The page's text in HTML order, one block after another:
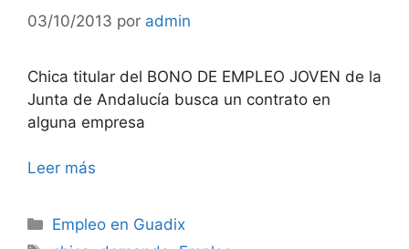
03/10/2013 por admin
Chica titular del BONO DE EMPLEO JOVEN de la
Junta de Andalucía busca un contrato en
alguna empresa
Leer más
Categorías
Empleo en Guadix